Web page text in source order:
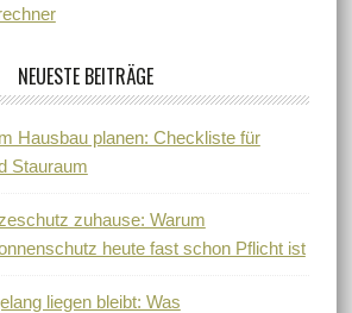
NEUESTE BEITRÄGE
Hausbau planen: Checkliste für
Stauraum
zuhause: Warum
heute fast schon Pflicht ist
liegen bleibt: Was